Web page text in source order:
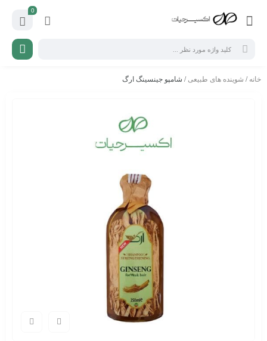
0
خانه / شوینده های طبیعی / شامپو جینسینگ ارگ